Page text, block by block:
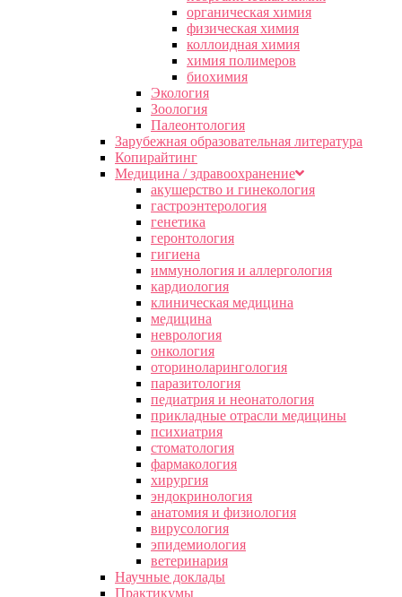
органическая химия
физическая химия
коллоидная химия
химия полимеров
биохимия
Экология
Зоология
Палеонтология
Зарубежная образовательная литература
Копирайтинг
Медицина / здравоохранение
акушерство и гинекология
гастроэнтерология
генетика
геронтология
гигиена
иммунология и аллергология
кардиология
клиническая медицина
медицина
неврология
онкология
оториноларингология
паразитология
педиатрия и неонатология
прикладные отрасли медицины
психиатрия
стоматология
фармакология
хирургия
эндокринология
анатомия и физиология
вирусология
эпидемиология
ветеринария
Научные доклады
Практикумы